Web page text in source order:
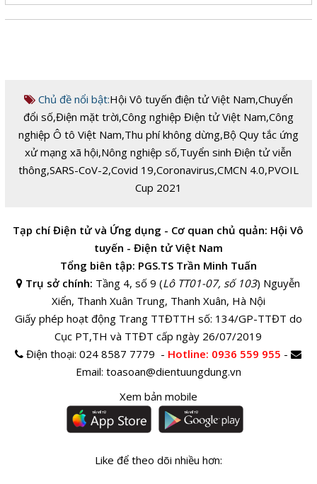
Chủ đề nổi bật:Hội Vô tuyến điện tử Việt Nam,Chuyển
đổi số,Điện mặt trời,Công nghiệp Điện tử Việt Nam,Công
nghiệp Ô tô Việt Nam,Thu phí không dừng,Bộ Quy tắc ứng
xử mạng xã hội,Nông nghiệp số,Tuyển sinh Điện tử viễn
thông,SARS-CoV-2,Covid 19,Coronavirus,CMCN 4.0,PVOIL
Cup 2021
Tạp chí Điện tử và Ứng dụng - Cơ quan chủ quản: Hội Vô
tuyến - Điện tử Việt Nam
Tổng biên tập: PGS.TS Trần Minh Tuấn
Trụ sở chính: Tầng 4, số 9 (Lô TT01-07, số 103) Nguyễn
Xiển, Thanh Xuân Trung, Thanh Xuân, Hà Nội
Giấy phép hoạt động Trang TTĐTTH số: 134/GP-TTĐT do
Cục PT,TH và TTĐT cấp ngày 26/07/2019
Điện thoại:024 8587 7779 - Hotline: 0936 559 955 -
Email: toasoan@dientuungdung.vn
Xem bản mobile
Like để theo dõi nhiều hơn: